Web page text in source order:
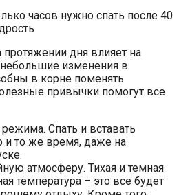
дня влияет на
изменения в
в корне поменять
привычки помогут все
Спать и вставать
и то же время, даже на
атмосферу. Тихая и темная
температура – это все будет